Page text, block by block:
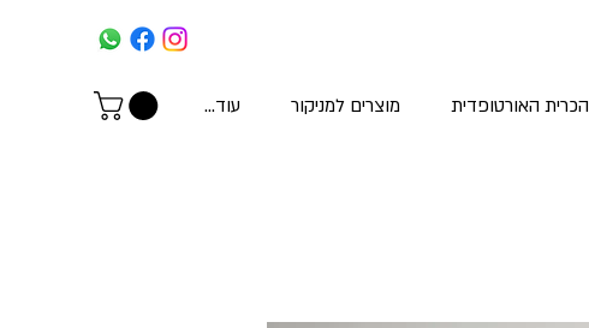
הכרית האורטופדית מוצרים למניקור עוד...